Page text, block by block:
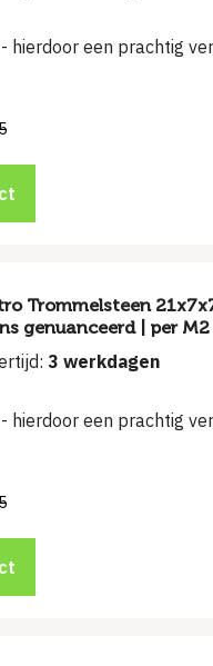
hierdoor een prachtig
Trommelsteen
genuanceerd | per M2
3 werkdagen
hierdoor een prachtig